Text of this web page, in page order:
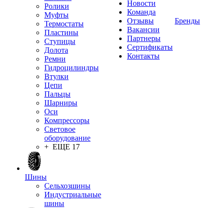
Ролики
Муфты
Термостаты
Пластины
Ступицы
Долота
Ремни
Гидроцилиндры
Втулки
Цепи
Пальцы
Шарниры
Оси
Компрессоры
Световое
оборудование
+ ЕЩЕ 17
Шины
Сельхозшины
Индустриальные
шины
Новости
Команда
Отзывы
Вакансии
Партнеры
Сертификаты
Контакты
Бренды